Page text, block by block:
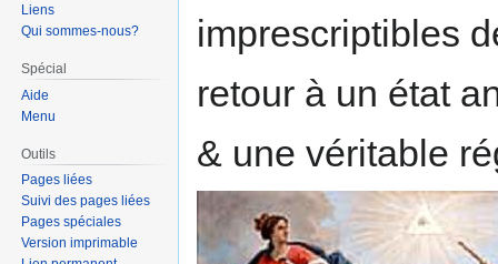
imprescriptibles
retour à un état
& une véritable
Liens
Qui sommes-nous?
Spécial
Aide
Menu
Outils
Pages liées
Suivi des pages liées
Pages spéciales
Version imprimable